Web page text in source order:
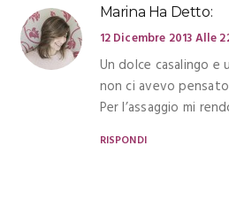
Marina Ha Detto:
12 Dicembre 2013 Alle
Un dolce casalingo
non ci avevo
Per l’assaggio mi
RISPONDI